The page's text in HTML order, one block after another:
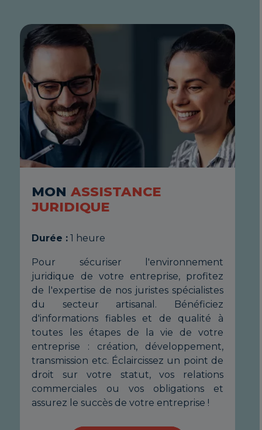
MONASSISTANCE
JURIDIQUE
Durée : 1 heure
Pour sécuriser l'environnement
juridique de votre entreprise, profitez
de l'expertise de nos juristes spécialistes
du secteur artisanal. Bénéficiez
d'informations fiables et de qualité à
toutes les étapes de la vie de votre
entreprise : création, développement,
transmission etc. Éclaircissez un point de
droit sur votre statut, vos relations
commerciales ou vos obligations et
assurez le succès de votre entreprise !